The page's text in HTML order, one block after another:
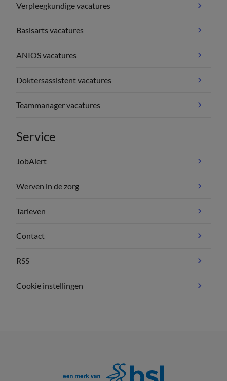
Verpleegkundige vacatures
Basisarts vacatures
ANIOS vacatures
Doktersassistent vacatures
Teammanager vacatures
Service
JobAlert
Werven in de zorg
Tarieven
Contact
RSS
Cookie instellingen